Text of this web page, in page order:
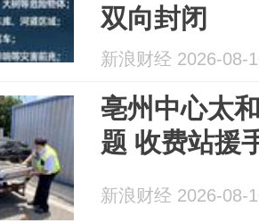
双向封闭
新浪财经 2026-08-
亳州中心太
题 收费站援
新浪财经 2026-08-